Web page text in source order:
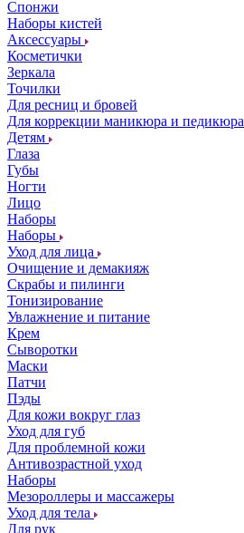
Спонжи
Наборы кистей
Аксессуары
Косметички
Зеркала
Точилки
Для ресниц и бровей
Для коррекции маникюра и педикюра
Детям
Глаза
Губы
Ногти
Лицо
Наборы
Наборы
Уход для лица
Очищение и демакияж
Скрабы и пилинги
Тонизирование
Увлажнение и питание
Крем
Сыворотки
Маски
Патчи
Пэды
Для кожи вокруг глаз
Уход для губ
Для проблемной кожи
Антивозрастной уход
Наборы
Мезороллеры и массажеры
Уход для тела
Для рук